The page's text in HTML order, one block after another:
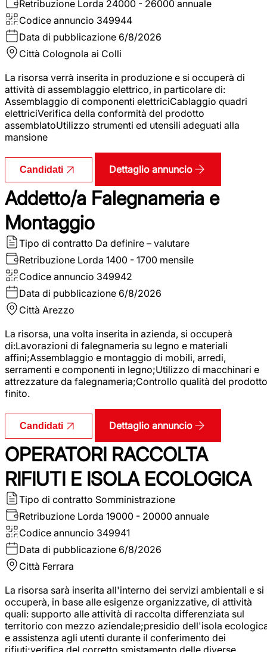
Retribuzione Lorda 24000 - 26000 annuale
Codice annuncio 349944
Data di pubblicazione 6/8/2026
Città Colognola ai Colli
La risorsa verrà inserita in produzione e si occuperà di
attività di assemblaggio elettrico, in particolare di:
Assemblaggio di componenti elettriciCablaggio quadri
elettriciVerifica della conformità del prodotto
assemblatoUtilizzo strumenti ed utensili adeguati alla
mansione
Candidati Dettaglio annuncio
Addetto/a Falegnameria e
Montaggio
Tipo di contratto Da definire – valutare
Retribuzione Lorda 1400 - 1700 mensile
Codice annuncio 349942
Data di pubblicazione 6/8/2026
Città Arezzo
La risorsa, una volta inserita in azienda, si occuperà
di:Lavorazioni di falegnameria su legno e materiali
affini;Assemblaggio e montaggio di mobili, arredi,
serramenti e componenti in legno;Utilizzo di macchinari e
attrezzature da falegnameria;Controllo qualità del prodotto
finito.
Candidati Dettaglio annuncio
OPERATORI RACCOLTA
RIFIUTI E ISOLA ECOLOGICA
Tipo di contratto Somministrazione
Retribuzione Lorda 19000 - 20000 annuale
Codice annuncio 349941
Data di pubblicazione 6/8/2026
Città Ferrara
La risorsa sarà inserita all'interno dei servizi ambientali e si
occuperà, in base alle esigenze organizzative, di attività
quali: supporto alle attività di raccolta differenziata sul
territorio con mezzo aziendale;presidio dell'isola
e assistenza agli utenti durante il conferimento dei
rifiuti;verifica del corretto smistamento delle diverse